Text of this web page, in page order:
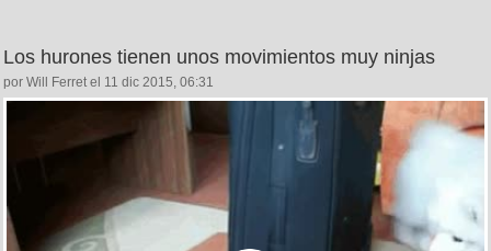
Los hurones tienen unos movimientos muy ninjas
por Will Ferret el 11 dic 2015, 06:31